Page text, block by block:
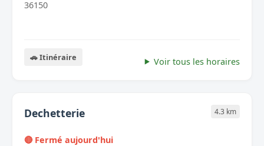
36150
🚗 Itinéraire Voir tous les horaires
Dechetterie 4.3 km
🔴 Fermé aujourd'hui